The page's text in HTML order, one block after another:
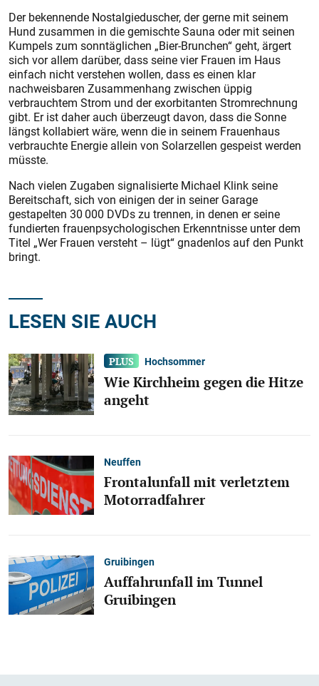
Der bekennende Nostalgieduscher, der gerne mit seinem
Hund zusammen in die gemischte Sauna oder mit seinen
Kumpels zum sonntäglichen „Bier-Brunchen“ geht, ärgert
sich vor allem darüber, dass seine vier Frauen im Haus
einfach nicht verstehen wollen, dass es einen klar
nachweisbaren Zusammenhang zwischen üppig
verbrauchtem Strom und der exorbitanten Stromrechnung
gibt. Er ist daher auch überzeugt davon, dass die Sonne
längst kollabiert wäre, wenn die in seinem Frauenhaus
verbrauchte Energie allein von Solarzellen gespeist werden
müsste.
Nach vielen Zugaben signalisierte Michael Klink seine
Bereitschaft, sich von einigen der in seiner Garage
gestapelten 30 000 DVDs zu trennen, in denen er seine
fundierten frauenpsychologischen Erkenntnisse unter dem
Titel „Wer Frauen versteht – lügt“ gnadenlos auf den Punkt
bringt.
LESEN SIE AUCH
Hochsommer
Wie Kirchheim gegen die Hitze
angeht
Neuffen
Frontalunfall mit verletztem
Motorradfahrer
Gruibingen
Auffahrunfall im Tunnel
Gruibingen